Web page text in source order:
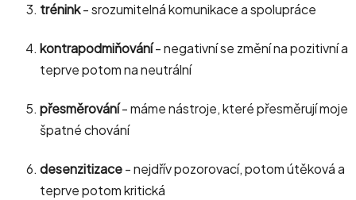
trénink- srozumitelná komunikace a spolupráce
kontrapodmiňování- negativní se změní na pozitivní a
teprve potom na neutrální
přesměrování- máme nástroje, které přesměrují moje
špatné chování
desenzitizace- nejdřív pozorovací, potom útěková a
teprve potom kritická